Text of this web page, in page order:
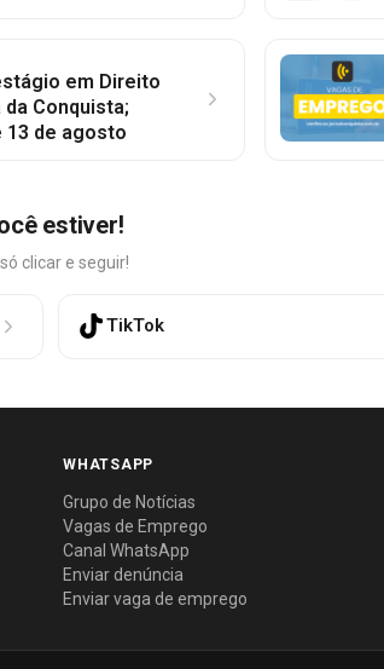
em Direito
Conquista;
de agosto
estiver!
clicar e seguir!
TikTok
WHATSAPP
Grupo de Notícias
Vagas de Emprego
Canal WhatsApp
Enviar denúncia
Enviar vaga de emprego